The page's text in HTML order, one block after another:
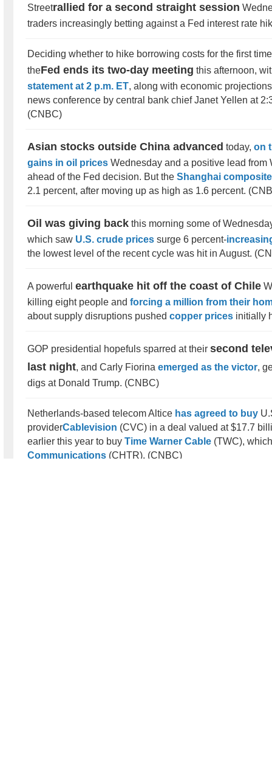
Streetrallied for a second straight session
traders increasingly betting against a Fed interest rate
Deciding whether to hike borrowing costs for the first
theFed ends its two-day meeting this afternoon,
statement at 2 p.m. ET, along with economic
news conference by central bank chief Janet Yellen at
(CNBC)
Asian stocks outside China advanced today, on
gains in oil prices Wednesday and a positive lead from
ahead of the Fed decision. But the Shanghai composite
2.1 percent, after moving up as high as 1.6 percent.
Oil was giving back this morning some of
which saw U.S. crude prices surge 6 percent-
the lowest level of the recent cycle was hit in August.
A powerful earthquake hit off the coast of Chile
killing eight people and forcing a million from their
about supply disruptions pushed copper prices initially
GOP presidential hopefuls sparred at their second
last night, and Carly Fiorina emerged as the victor,
digs at Donald Trump. (CNBC)
Netherlands-based telecom Altice has agreed to buy
providerCablevision (CVC) in a deal valued at $17.7
earlier this year to buy Time Warner Cable (TWC),
Communications (CHTR). (CNBC)